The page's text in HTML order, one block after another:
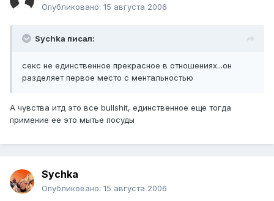
Опубликовано: 15 августа 2006
Sychka писал:
секс не единственное прекрасное в отношениях...он
разделяет первое место с ментальностью
А чувства итд это все bullshit, единственное еще тогда
примение ее это мытье посуды
Sychka
Опубликовано: 15 августа 2006